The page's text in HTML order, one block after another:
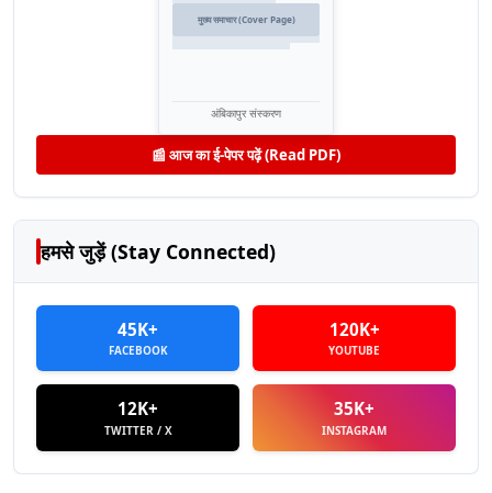
मुख्य समाचार (Cover Page)
अंबिकापुर संस्करण
📰 आज का ई-पेपर पढ़ें (Read PDF)
हमसे जुड़ें (Stay Connected)
45K+
FACEBOOK
120K+
YOUTUBE
12K+
TWITTER / X
35K+
INSTAGRAM